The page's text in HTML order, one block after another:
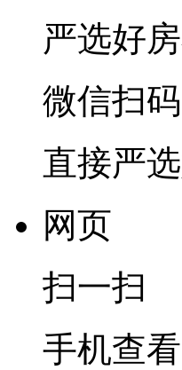
严选好房
微信扫码
直接严
网页
扫一扫
手机查